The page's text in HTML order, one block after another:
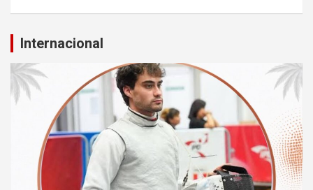
Internacional